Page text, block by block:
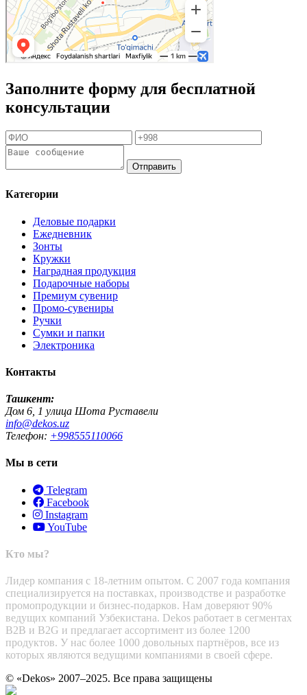
Заполните форму для бесплатной
консультации
Отправить
Категории
Деловые подарки
Ежедневник
Зонты
Кружки
Наградная продукция
Подарочные наборы
Премиум сувенир
Промо-сувениры
Ручки
Сумки и папки
Электроника
Контакты
Ташкент:
Дом 6, 1 улица Шота Руставели
info@dekos.uz
Телефон: +998555110066
Мы в сети
Telegram
Facebook
Instagram
YouTube
Кто мы?
Лидер компания с 18-летним опытом. С 2007 года компания
специализируется на поставках, производстве и разработке
промопродукции и бизнес-подарков. Нам доверяют 90%
ведущих компаний Узбекистана. Dekos работает в сегментах
B2B и B2G и предлагает ассортимент из более 1200
продуктов. У нас более 1000 довольных партнёров, все из
которых являются ведущими компаниями в своей сфере.
© «Dekos» 2007–2025. Все права защищены